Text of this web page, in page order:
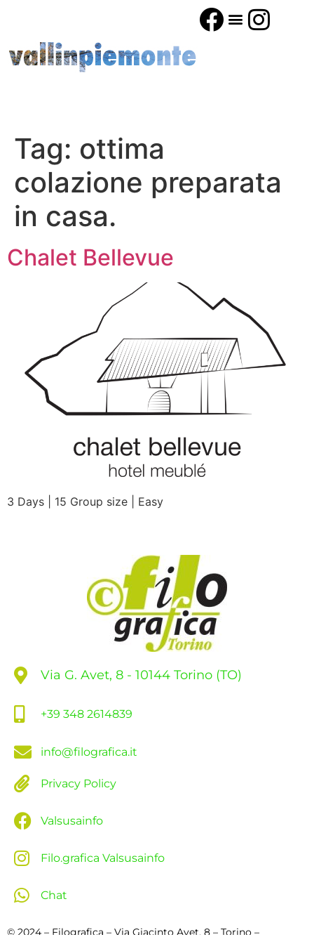
Tag: ottima
colazione preparata
in casa.
Chalet Bellevue
3 Days | 15 Group size | Easy
Via G. Avet, 8 - 10144 Torino (TO)
+39 348 2614839
info@filografica.it
Privacy Policy
Valsusainfo
Filo.grafica Valsusainfo
Chat
© 2024 – Filografica – Via Giacinto Avet, 8 – Torino –